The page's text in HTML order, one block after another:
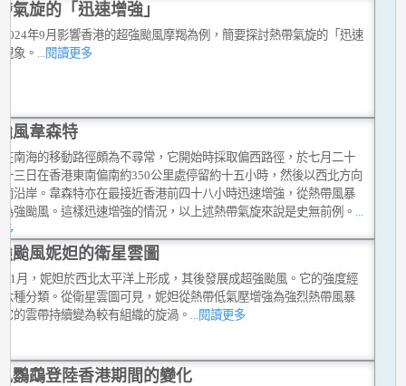
氣旋的「迅速增強」
年9月影響香港的超強颱風摩羯為例，簡要探討熱帶氣旋的「迅速
象。 ...閱讀更多
風韋森特
南海的移動路徑頗為不尋常，它開始時採取偏西路徑，於七月二十
三日在香港東南偏南約350公里處停留約十五小時，然後以西北方向
沿岸。韋森特亦在最接近香港前四十八小時迅速增強，從熱帶風暴
強颱風。這樣迅速增強的情況，以上述熱帶氣旋來說是史無前例。
颱風妮妲的衛星雲圖
11月，妮妲於西北太平洋上形成，其後發展成超強颱風。它的強度經
種分類。從衛星雲圖可見，妮妲從熱帶低氣壓增強為強烈熱帶風暴
的雲帶持續變為較有組織的旋渦。 ...閱讀更多
鸚鵡登陸香港期間的變化